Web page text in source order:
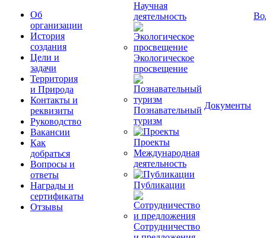
Об
организации
История
создания
Цели и
задачи
Территория
и Природа
Контакты и
реквизиты
Руководство
Вакансии
Как
добраться
Вопросы и
ответы
Награды и
сертификаты
Отзывы
Научная
деятельность
Экологическое
просвещение
Познавательный
туризм
Проекты
Международная
деятельность
Публикации
Сотрудничество
Документы